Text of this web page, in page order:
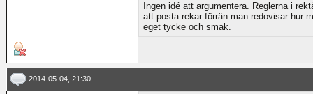
Ingen idé att argumentera. Reglerna i
att posta rekar förrän man redovisar hur
eget tycke och smak.
2014-05-04, 21:30